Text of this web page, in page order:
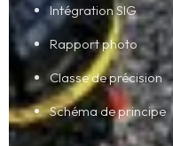
Intégration SIG
Rapport photo
Classe de précision
Schéma de principe